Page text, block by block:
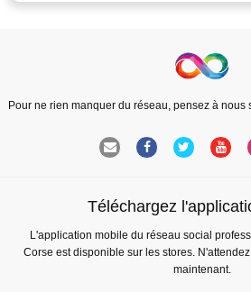
Pour ne rien manquer du réseau, pensez à
Téléchargez
L'application mobile du réseau social
Corse est disponible sur les stores.
maintenant.